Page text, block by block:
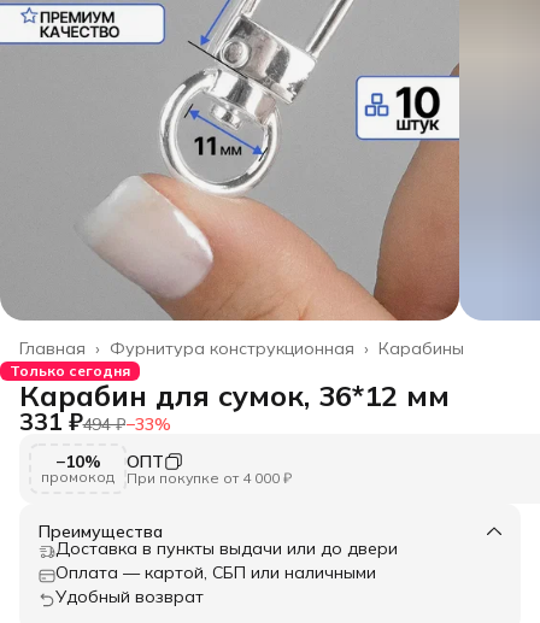
Карабины
Фурнитура конструкционная ›
Главная ›
Только сегодня
Карабин для сумок, 36*12 мм
331 ₽494 ₽−33%
−10%
промокод
ОПТ
При покупке от 4 000 ₽
Преимущества
Доставка в пункты выдачи или до двери
Оплата — картой, СБП или наличными
Удобный возврат